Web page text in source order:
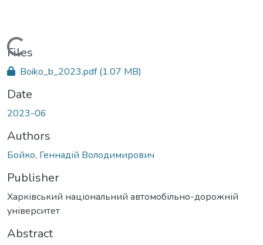
Loading...
Files
Boiko_b_2023.pdf(1.07 MB)
Date
2023-06
Authors
Бойко, Геннадій Володимирович
Publisher
Харківський національний автомобільно-дорожній
університет
Abstract